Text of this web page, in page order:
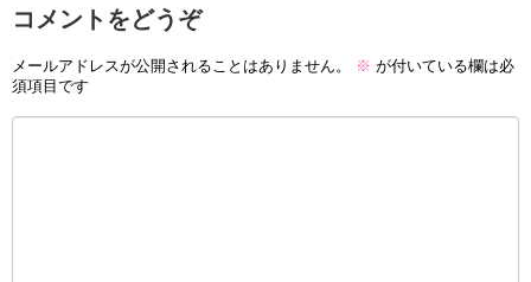
コメントをどうぞ
メールアドレスが公開されることはありません。 ※ が付いている欄は必
須項目です